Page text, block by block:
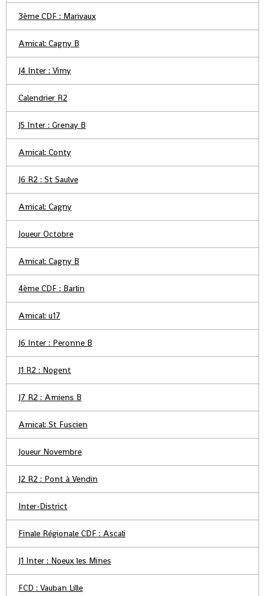
3ème CDF : Marivaux
Amical: Cagny B
J4 Inter : Vimy
Calendrier R2
J5 Inter : Grenay B
Amical: Conty
J6 R2 : St Saulve
Amical: Cagny
Joueur Octobre
Amical: Cagny B
4ème CDF : Barlin
Amical: u17
J6 Inter : Peronne B
J1 R2 : Nogent
J7 R2 : Amiens B
Amical: St Fuscien
Joueur Novembre
J2 R2 : Pont à Vendin
Inter-District
Finale Régionale CDF : Ascali
J1 Inter : Noeux les Mines
FCD : Vauban Lille